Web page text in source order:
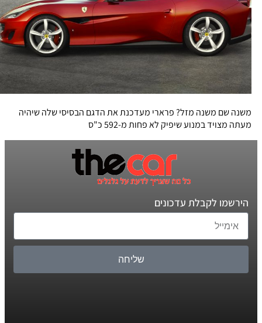
משנה שם משנה מזל? פרארי מעדכנת את הדגם הבסיסי שלה שיהיה
מעתה מצויד במנוע שיפיק לא פחות מ-592 כ"ס
הירשמו לקבלת עדכונים
שליחה